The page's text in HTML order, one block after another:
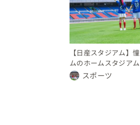
神奈川県
〜 10 万円
【日産スタジアム】
ムのホームスタジア
ィングフォト⚽💐
スポーツ
埼玉県
〜 10 万円
埼玉県
〜 10 万円